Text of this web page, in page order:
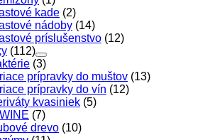
kade (2)
nádoby (14)
príslušenstvo (12)
(112)
(3)
prípravky do muštov (13)
prípravky do vín (12)
kvasiniek (5)
(7)
drevo (10)